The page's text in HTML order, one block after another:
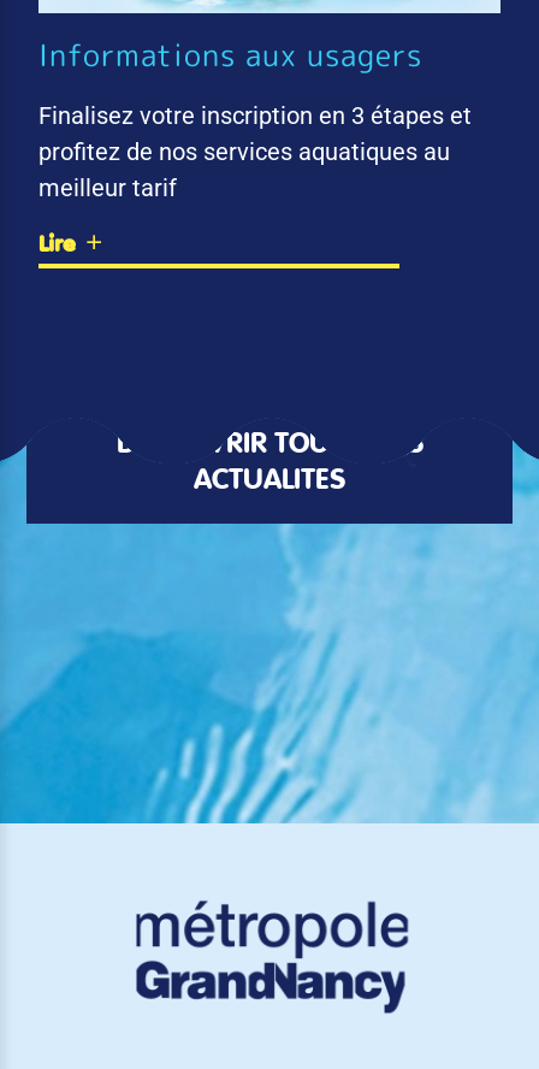
Informations aux usagers
Finalisez votre inscription en 3 étapes et
profitez de nos services aquatiques au
meilleur tarif
Lire
DÉCOUVRIR TOUTES LES
ACTUALITÉS